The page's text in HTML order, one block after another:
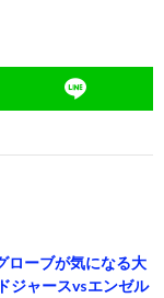
ローブが気になる大
ジャースvsエンゼル